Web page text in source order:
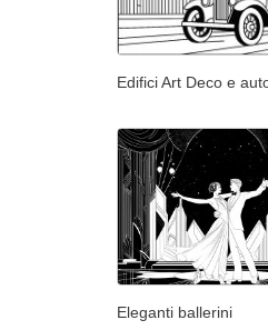
Edifici Art Deco e
Eleganti ballerini